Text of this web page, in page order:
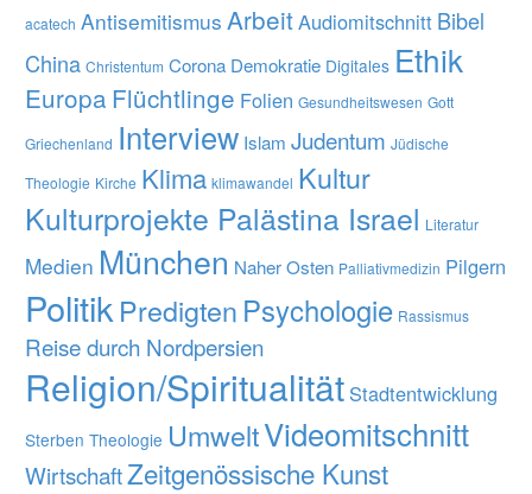
acatech Antisemitismus ArbeitAudiomitschnitt Bibel
China Christentum Corona Demokratie Digitales Ethik
Europa Flüchtlinge Folien Gesundheitswesen Gott
Griechenland Interview Islam Judentum Jüdische
Theologie Kirche Klima klimawandel Kultur
Kulturprojekte Palästina Israel Literatur
Medien München Naher Osten Palliativmedizin Pilgern
Politik Predigten Psychologie Rassismus
Reise durch Nordpersien
Religion/Spiritualität Stadtentwicklung
Sterben Theologie UmweltVideomitschnitt
WirtschaftZeitgenössische Kunst